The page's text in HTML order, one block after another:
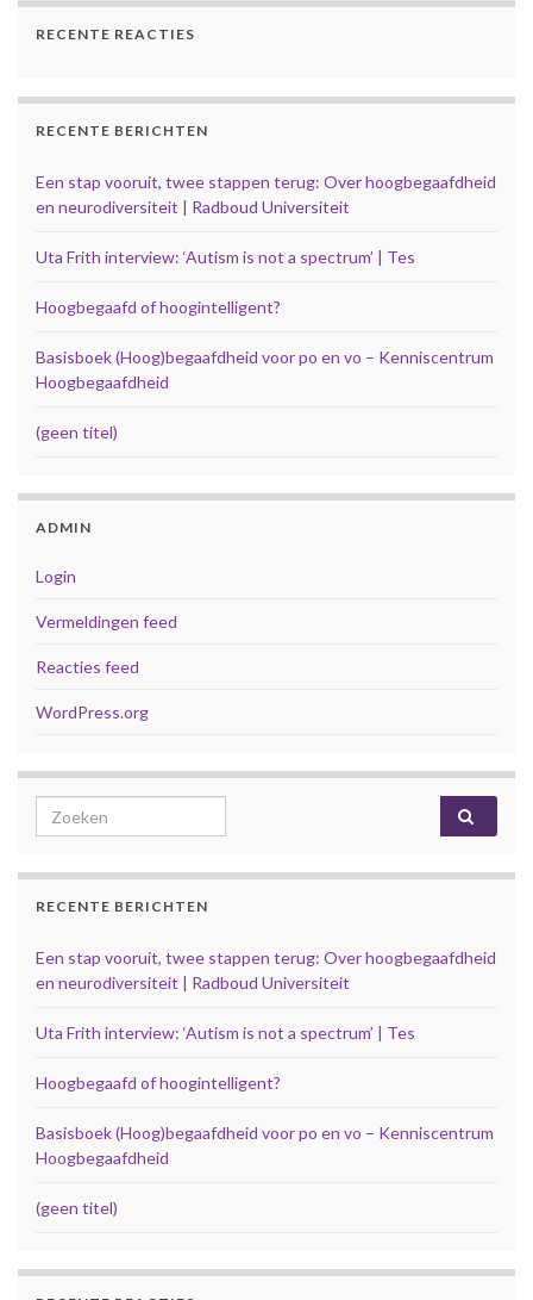
RECENTE REACTIES
RECENTE BERICHTEN
Een stap vooruit, twee stappen terug: Over hoogbegaafdheid
en neurodiversiteit | Radboud Universiteit
Uta Frith interview: ‘Autism is not a spectrum’ | Tes
Hoogbegaafd of hoogintelligent?
Basisboek (Hoog)begaafdheid voor po en vo – Kenniscentrum
Hoogbegaafdheid
(geen titel)
ADMIN
Login
Vermeldingen feed
Reacties feed
WordPress.org
Search for:
RECENTE BERICHTEN
Een stap vooruit, twee stappen terug: Over hoogbegaafdheid
en neurodiversiteit | Radboud Universiteit
Uta Frith interview: ‘Autism is not a spectrum’ | Tes
Hoogbegaafd of hoogintelligent?
Basisboek (Hoog)begaafdheid voor po en vo – Kenniscentrum
Hoogbegaafdheid
(geen titel)